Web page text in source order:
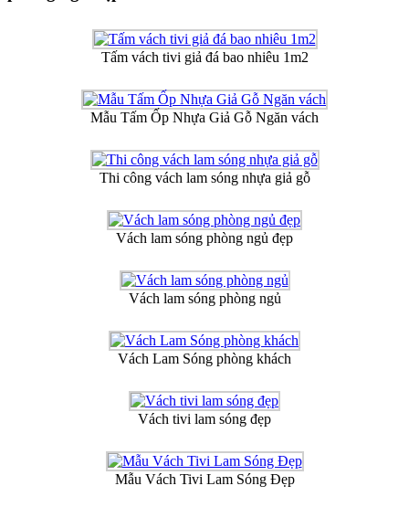
Tấm vách tivi giả đá bao nhiêu 1m2
Mẫu Tấm Ốp Nhựa Giả Gỗ Ngăn vách
Thi công vách lam sóng nhựa giả gỗ
Vách lam sóng phòng ngủ đẹp
Vách lam sóng phòng ngủ
Vách Lam Sóng phòng khách
Vách tivi lam sóng đẹp
Mẫu Vách Tivi Lam Sóng Đẹp